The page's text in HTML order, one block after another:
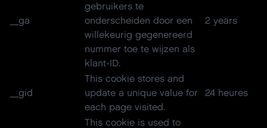
_ga
gebruikers te
onderscheiden door een
willekeurig gegenereerd
nummer toe te wijzen als
klant-ID.
2 years
_gid
This cookie stores and
update a unique value for
each page visited.
24 heures
This cookie is used to